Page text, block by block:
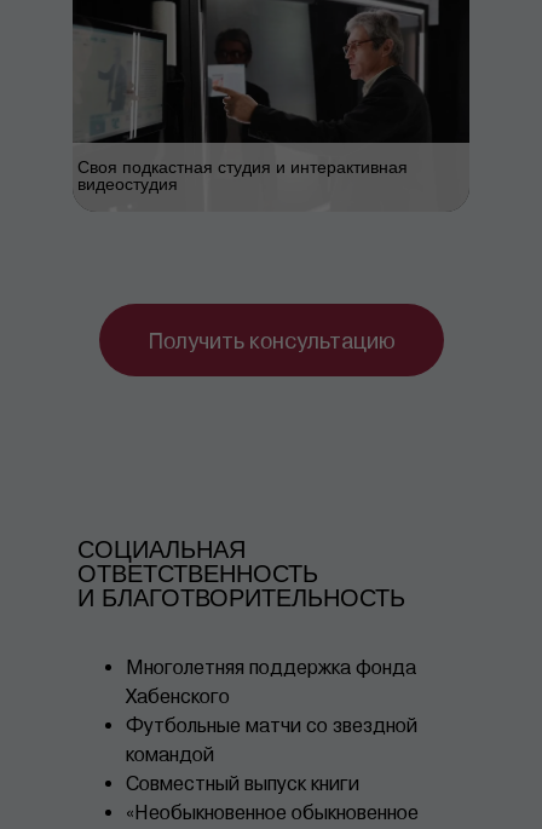
Своя подкастная студия и интерактивная
видеостудия
Получить консультацию
СОЦИАЛЬНАЯ
ОТВЕТСТВЕННОСТЬ
И БЛАГОТВОРИТЕЛЬНОСТЬ
Многолетняя поддержка фонда
Хабенского
Футбольные матчи со звездной
командой
Совместный выпуск книги
«Необыкновенное обыкновенное